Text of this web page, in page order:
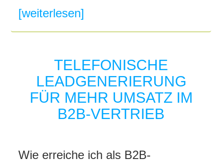
[weiterlesen]
TELEFONISCHE
LEADGENERIERUNG
FÜR MEHR UMSATZ IM
B2B-VERTRIEB
Wie erreiche ich als B2B-